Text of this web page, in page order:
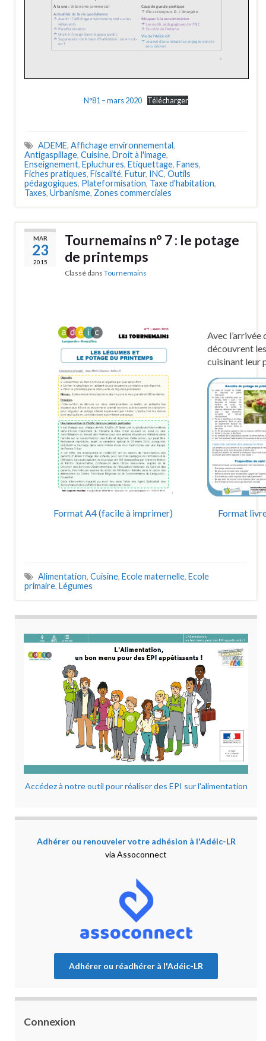
N°81 – mars 2020 Télécharger
ADEME, Affichage environnemental,
Antigaspillage, Cuisine, Droit à l'image,
Enseignement, Epluchures, Etiquettage, Fanes,
Fiches pratiques, Fiscalité, Futur, INC, Outils
pédagogiques, Plateformisation, Taxe d'habitation,
Taxes, Urbanisme, Zones commerciales
MAR
23
2015
Tournemains n° 7 : le potage
de printemps
Classé dans Tournemains
Avec l’arrivée
découvrent
cuisinant leur
Format A4 (facile à imprimer) Format
Alimentation, Cuisine, Ecole maternelle, Ecole
primaire, Légumes
Accédez à notre outil pour réaliser des EPI sur l'alimentation
Adhérer ou renouveler votre adhésion à l'Adéic-LR
via Assoconnect
Adhérer ou réadhérer à l'Adéic-LR
Connexion